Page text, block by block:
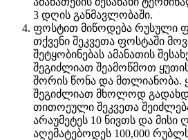
3 დღის განმავლობაში.
ფოსტით მიწოდება რუსული
თქვენი შეკვეთა ფოსტაში
შეტყობინებას ამანათის
შეგიძლიათ შეამოწმოთ
შორის წონა და მთლიანობა.
შეგიძლიათ მხოლოდ
თითოეული შეკვეთა
არაუმეტეს 10 ნივთს და
აღემატებოდეს 100,000